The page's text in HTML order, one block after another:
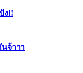
ง!!
นจ้าาา